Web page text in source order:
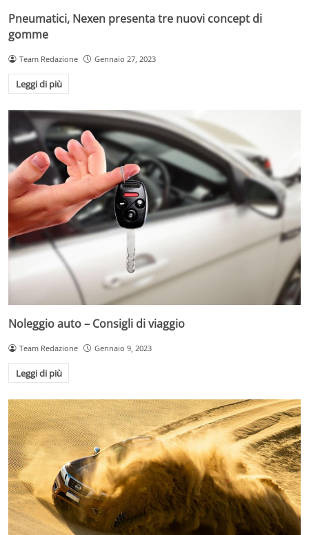
Pneumatici, Nexen presenta tre nuovi concept di
gomme
Team Redazione Gennaio 27, 2023
Leggi di più
Noleggio auto – Consigli di viaggio
Team Redazione Gennaio 9, 2023
Leggi di più